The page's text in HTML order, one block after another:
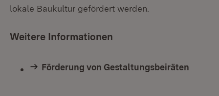
lokale Baukultur gefördert werden.
Weitere Informationen
Förderung von Gestaltungsbeiräten